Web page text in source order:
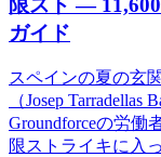
ガイド
スペインの夏の玄
（Josep
Groundforceの労働
限ストライキに入